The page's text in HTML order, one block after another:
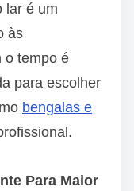
lar é um
às
o tempo é
para escolher
bengalas e
Para Maior